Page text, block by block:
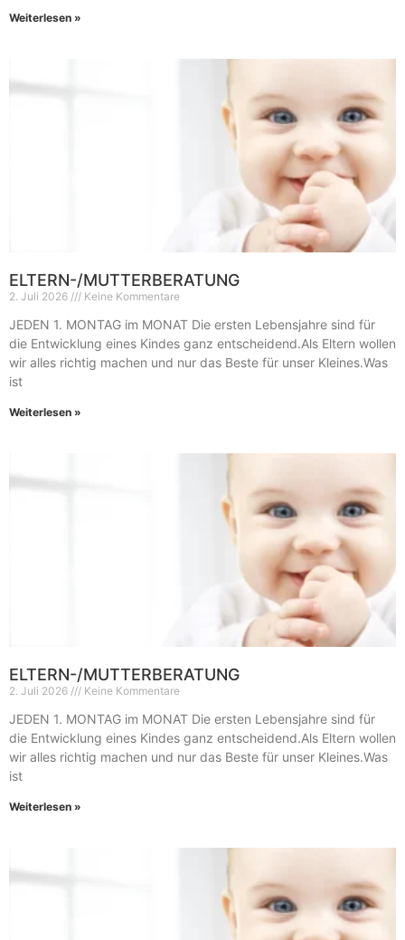
Weiterlesen »
ELTERN-/MUTTERBERATUNG
2. Juli 2026 Keine Kommentare
JEDEN 1. MONTAG im MONAT Die ersten Lebensjahre sind für
die Entwicklung eines Kindes ganz entscheidend.Als Eltern wollen
wir alles richtig machen und nur das Beste für unser Kleines.Was
ist
Weiterlesen »
ELTERN-/MUTTERBERATUNG
2. Juli 2026 Keine Kommentare
JEDEN 1. MONTAG im MONAT Die ersten Lebensjahre sind für
die Entwicklung eines Kindes ganz entscheidend.Als Eltern wollen
wir alles richtig machen und nur das Beste für unser Kleines.Was
ist
Weiterlesen »